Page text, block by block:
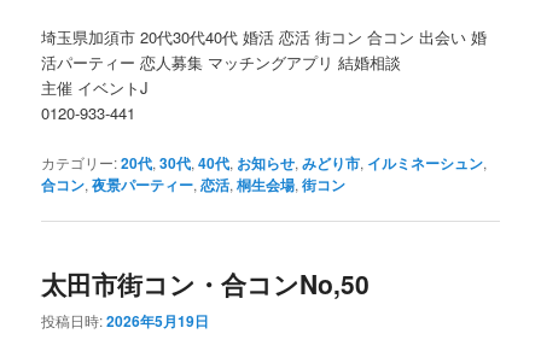
埼玉県加須市 20代30代40代 婚活 恋活 街コン 合コン 出会い 婚
活パーティー 恋人募集 マッチングアプリ 結婚相談
主催 イベントJ
0120-933-441
カテゴリー:20代,30代,40代, お知らせ,みどり市, イルミネーシュン,
合コン,夜景パーティー,恋活,桐生会場,街コン
太田市街コン・合コンNo,50
投稿日時:2026年5月19日